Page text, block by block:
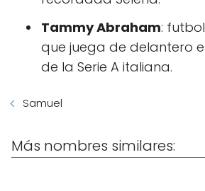
Tammy Abraham:
que juega de delantero
de la Serie A italiana.
Samuel
Más nombres similares: